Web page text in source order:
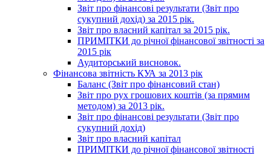
Звіт про фінансові результати (Звіт про
сукупний дохід) за 2015 рік.
Звіт про власний капітал за 2015 рік.
ПРИМІТКИ до річної фінансової звітності за
2015 рік
Аудиторський висновок.
Фінансова звітність КУА за 2013 рік
Баланс (Звіт про фінансовий стан)
Звіт про рух грошових коштів (за прямим
методом) за 2013 рік.
Звіт про фінансові результати (Звіт про
сукупний дохід)
Звіт про власний капітал
ПРИМІТКИ до річної фінансової звітності